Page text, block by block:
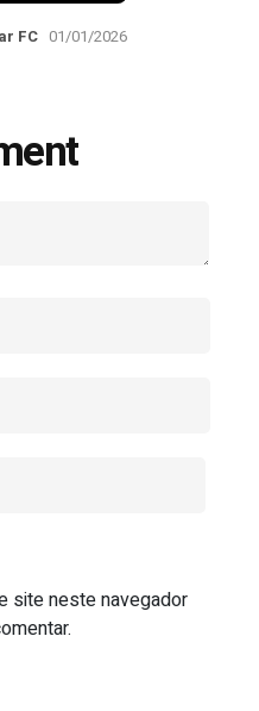
FC 01/01/2026
site neste navegador